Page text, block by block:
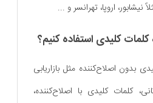
اروپا، تهرانسر و ...
کلمات کلیدی استفاده کنیم؟
بدون اصلاح‌کننده مثل بازاریابی
کلمات کلیدی با اصلاح‌کننده‌،